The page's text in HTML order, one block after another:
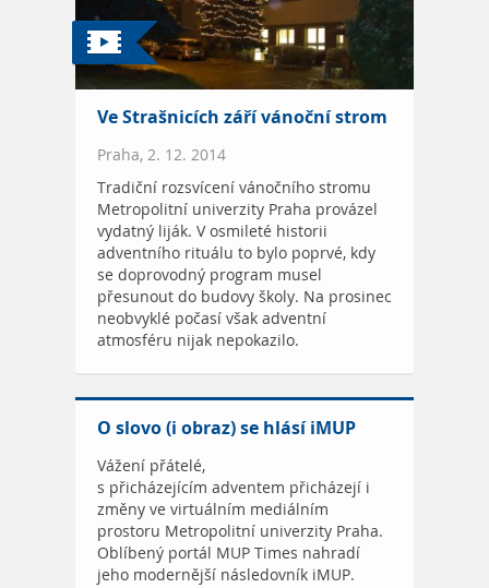
Ve Strašnicích září vánoční strom
Praha, 2. 12. 2014
Tradiční rozsvícení vánočního stromu
Metropolitní univerzity Praha provázel
vydatný liják. V osmileté historii
adventního rituálu to bylo poprvé, kdy
se doprovodný program musel
přesunout do budovy školy. Na prosinec
neobvyklé počasí však adventní
atmosféru nijak nepokazilo.
O slovo (i obraz) se hlásí iMUP
Vážení přátelé,
s přicházejícím adventem přicházejí i
změny ve virtuálním mediálním
prostoru Metropolitní univerzity Praha.
Oblíbený portál MUP Times nahradí
jeho modernější následovník iMUP.